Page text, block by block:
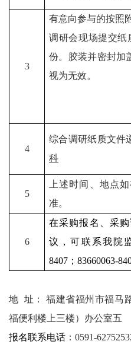
3
有意向参与的按照
调研会现场提交纸
份。胶装并密封加
视为无效。
4
综合调研纸质文件
科
5
上述时间、地点
准。
6
在采购报名、采
议，可联系我院
8407；83660063-
地 址： 福建省福州市福马
福便利楼上三楼）办公室五
报名联系电话 ：0591-